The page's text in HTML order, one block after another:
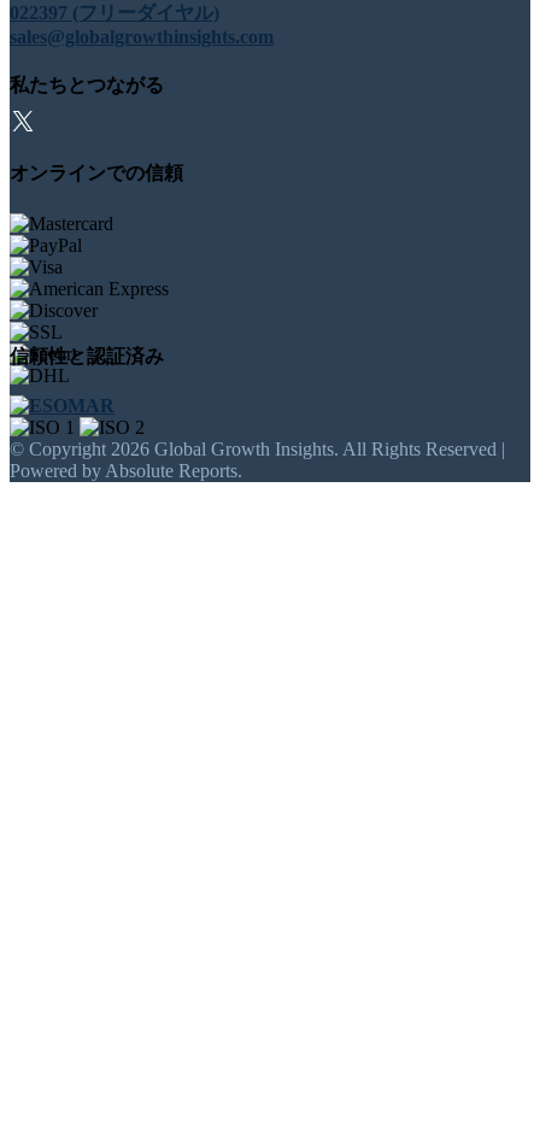
022397 (フリーダイヤル)
sales@globalgrowthinsights.com
私たちとつながる
オンラインでの信頼
信頼性と認証済み
© Copyright 2026 Global Growth Insights. All Rights Reserved |
Powered by Absolute Reports.